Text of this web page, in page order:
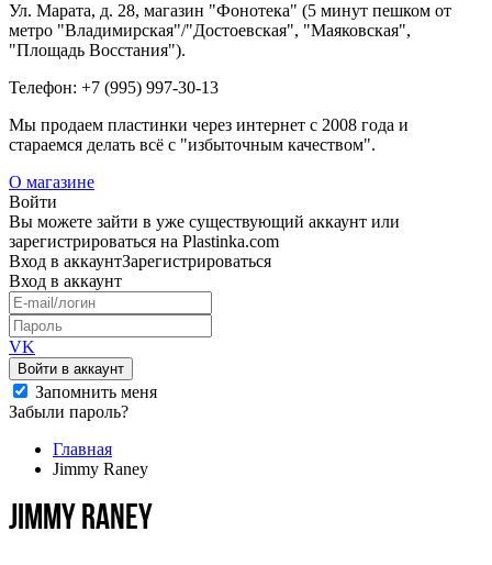
Ул. Марата, д. 28, магазин "Фонотека" (5 минут пешком от
метро "Владимирская"/"Достоевская", "Маяковская",
"Площадь Восстания").
Телефон: +7 (995) 997-30-13
Мы продаем пластинки через интернет c 2008 года и
стараемся делать всё с "избыточным качеством".
О магазине
Войти
Вы можете зайти в уже существующий аккаунт или
зарегистрироваться на Plastinka.com
Вход в аккаунтЗарегистрироваться
Вход в аккаунт
VK
Войти в аккаунт
Запомнить меня
Забыли пароль?
Главная
Jimmy Raney
Jimmy Raney